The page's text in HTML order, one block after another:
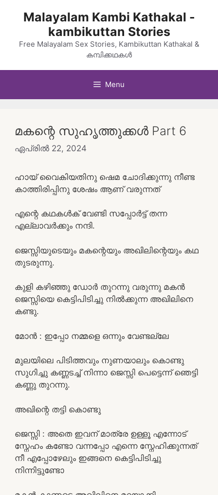
Malayalam Kambi Kathakal -
kambikuttan Stories
Free Malayalam Sex Stories, Kambikuttan Kathakal &
കമ്പിക്കഥകൾ
Menu
മകന്റെ സുഹൃത്തുക്കൾ Part 6
ഏപ്രിൽ 22, 2024
ഹായ് വൈകിയതിനു ഷെമ ചോദിക്കുന്നു നീണ്ട
കാത്തിരിപ്പിനു ശേഷം ആണ് വരുന്നത്
എന്റെ കഥകൾക് വേണ്ടി സപ്പോർട്ട് തന്ന
എല്ലാവർക്കും നന്ദി.
ജെസ്സിയുടെയും മകന്റെയും അഖിലിന്റെയും കഥ
തുടരുന്നു.
കുളി കഴിഞ്ഞു ഡോർ തുറന്നു വരുന്നു മകൻ
ജെസ്സിയെ കെട്ടിപിടിച്ചു നിൽക്കുന്ന അഖിലിനെ
കണ്ടു.
മോൻ : ഇപ്പോ നമ്മളെ ഒന്നും വേണ്ടല്ലേ
മുലയിലെ പിടിത്തവും നുണയാലും കൊണ്ടു
സുഗിച്ചു കണ്ണടച്ച് നിന്നാ ജെസ്സി പെട്ടെന്ന് ഞെട്ടി
കണ്ണു തുറന്നു.
അഖിന്റെ തട്ടി കൊണ്ടു
ജെസ്സി : അതെ ഇവന് മാത്രേ ഉള്ളൂ എന്നോട്
സ്നേഹം കണ്ടോ വന്നപ്പോ എന്നെ സ്നേഹിക്കുന്നത്
നീ എപ്പോഴേലും ഇങ്ങനെ കെട്ടിപിടിച്ചു
നിന്നിട്ടുണ്ടോ